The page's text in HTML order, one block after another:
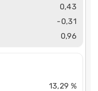
0,43
-0,31
0,96
13,29 %